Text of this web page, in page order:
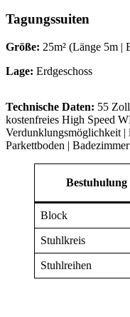
Tagungssuiten
Größe: 25m² (Länge 5m |
Lage: Erdgeschoss
Technische Daten: 55
kostenfreies High Speed
Verdunklungsmöglichkeit
Parkettboden |
Bestuhulung
Block
Stuhlkreis
Stuhlreihen